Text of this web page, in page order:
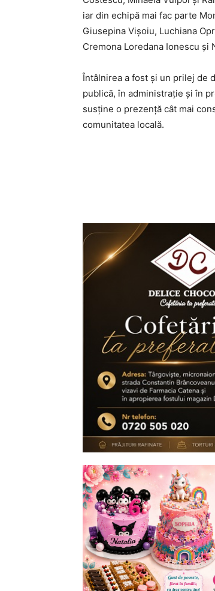
iar din echipă mai fac parte
Giusepina Vișoiu, Luchiana
Cremona Loredana Ionescu și
Întâlnirea a fost și un prilej de
publică, în administrație și în
susține o prezență cât mai
comunitatea locală.